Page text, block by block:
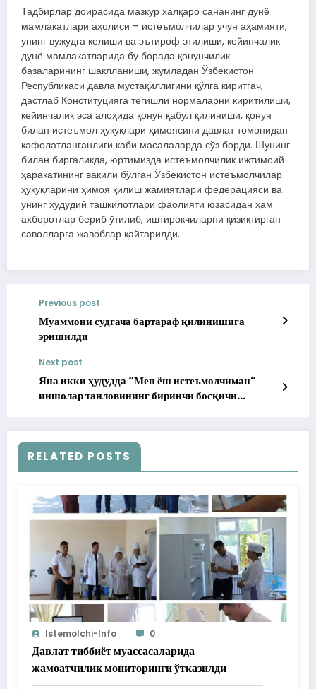
Тадбирлар доирасида мазкур халқаро сананинг дунё
мамлакатлари аҳолиси – истеъмолчилар учун аҳамияти,
унинг вужудга келиши ва эътироф этилиши, кейинчалик
дунё мамлакатларида бу борада қонунчилик
базаларининг шаклланиши, жумладан Ўзбекистон
Республикаси давла мустақиллигини қўлга киритгач,
дастлаб Конституцияга тегишли нормаларни киритилиши,
кейинчалик эса алоҳида қонун қабул қилиниши, қонун
билан истеъмол ҳуқуқлари ҳимоясини давлат томонидан
кафолатланганлиги каби масалаларда сўз борди. Шунинг
билан биргаликда, юртимизда истеъмолчилик ижтимоий
ҳаракатининг вакили бўлган Ўзбекистон истеъмолчилар
ҳуқуқларини ҳимоя қилиш жамиятлари федерацияси ва
унинг ҳудудий ташкилотлари фаолияти юзасидан ҳам
ахборотлар бериб ўтилиб, иштирокчиларни қизиқтирган
саволларга жавоблар қайтарилди.
Previous post
Муаммони судгача бартараф қилинишига
эришилди
Next post
Яна икки ҳудудда “Мен ёш истеъмолчиман”
иншолар танловининг биринчи босқичи
RELATED POSTS
Istemolchi-Info 0
Давлат тиббиёт муассасаларида
жамоатчилик мониторинги ўтказилди